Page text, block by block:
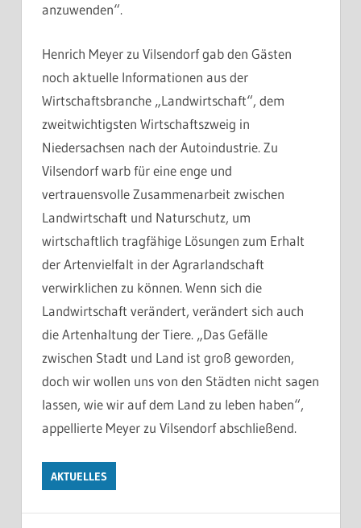
anzuwenden“.
Henrich Meyer zu Vilsendorf gab den Gästen
noch aktuelle Informationen aus der
Wirtschaftsbranche „Landwirtschaft“, dem
zweitwichtigsten Wirtschaftszweig in
Niedersachsen nach der Autoindustrie. Zu
Vilsendorf warb für eine enge und
vertrauensvolle Zusammenarbeit zwischen
Landwirtschaft und Naturschutz, um
wirtschaftlich tragfähige Lösungen zum Erhalt
der Artenvielfalt in der Agrarlandschaft
verwirklichen zu können. Wenn sich die
Landwirtschaft verändert, verändert sich auch
die Artenhaltung der Tiere. „Das Gefälle
zwischen Stadt und Land ist groß geworden,
doch wir wollen uns von den Städten nicht sagen
lassen, wie wir auf dem Land zu leben haben“,
appellierte Meyer zu Vilsendorf abschließend.
AKTUELLES